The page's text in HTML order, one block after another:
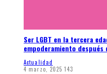
Ser LGBT en la tercera
empoderamiento después
Actualidad
4 marzo, 2025 143